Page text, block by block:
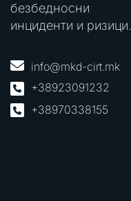
безбедносни
инциденти и ризици.
info@mkd-cirt.mk
+38923091232
+38970338155